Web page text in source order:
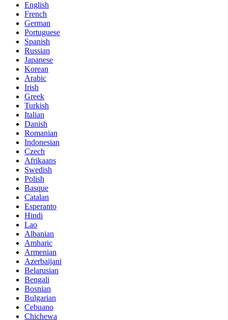
English
French
German
Portuguese
Spanish
Russian
Japanese
Korean
Arabic
Irish
Greek
Turkish
Italian
Danish
Romanian
Indonesian
Czech
Afrikaans
Swedish
Polish
Basque
Catalan
Esperanto
Hindi
Lao
Albanian
Amharic
Armenian
Azerbaijani
Belarusian
Bengali
Bosnian
Bulgarian
Cebuano
Chichewa